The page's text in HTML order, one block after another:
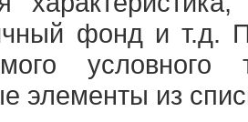
фонд и т.д.
элементы из